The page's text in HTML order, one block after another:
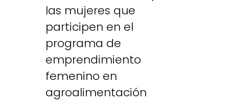
las mujeres que
participen en el
programa de
emprendimiento
femenino en
agroalimentación